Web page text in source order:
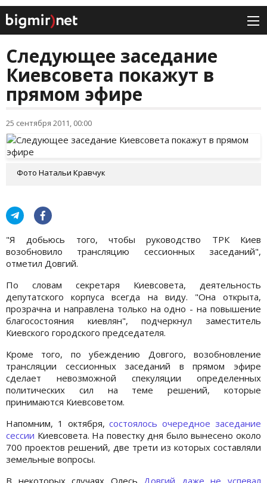
Следующее заседание
Киевсовета покажут в
прямом эфире
25 сентября 2011, 00:00
Фото Натальи Кравчук
"Я добьюсь того, чтобы руководство ТРК Киев
возобновило трансляцию сессионных заседаний",
отметил Довгий.
По словам секретаря Киевсовета, деятельность
депутатского корпуса всегда на виду. "Она открыта,
прозрачна и направлена только на одно - на повышение
благосостояния киевлян", подчеркнул заместитель
Киевского городского председателя.
Кроме того, по убеждению Довгого, возобновление
трансляции сессионных заседаний в прямом эфире
сделает невозможной спекуляции определенных
политических сил на теме решений, которые
принимаются Киевсоветом.
Напомним, 1 октября,состоялось очередное заседание
сессии Киевсовета. На повестку дня было вынесено около
700 проектов решений, две трети из которых составляли
земельные вопросы.